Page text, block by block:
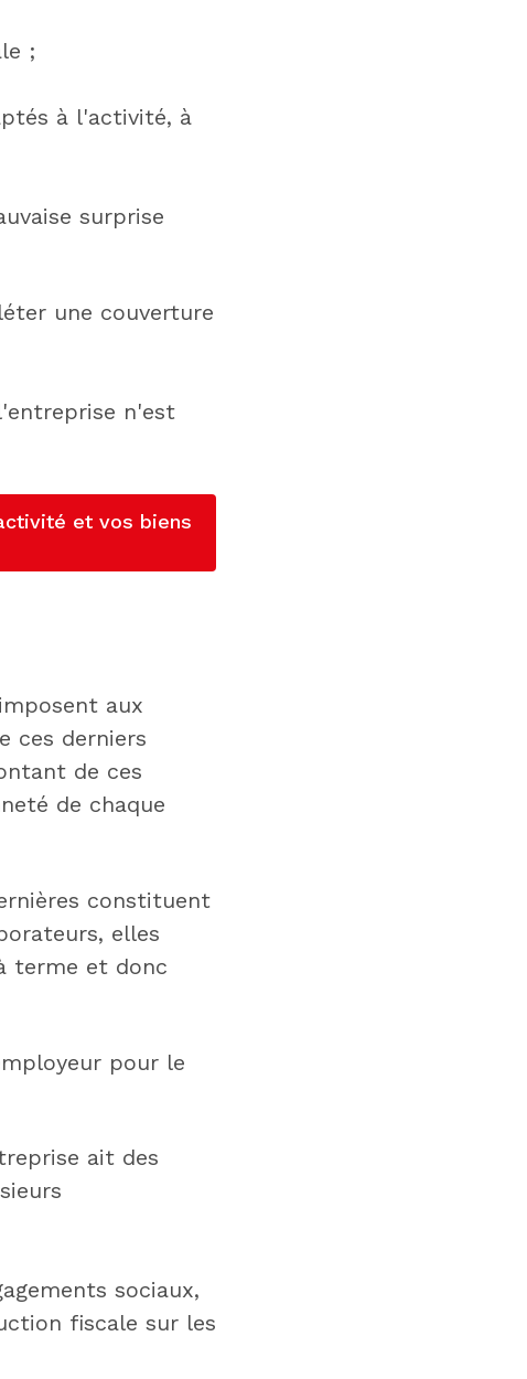
;
à l'activité, à
surprise
une couverture
n'est
et vos biens
aux
ces derniers
de ces
de chaque
constituent
elles
terme et donc
pour le
ait des
sociaux,
fiscale sur les